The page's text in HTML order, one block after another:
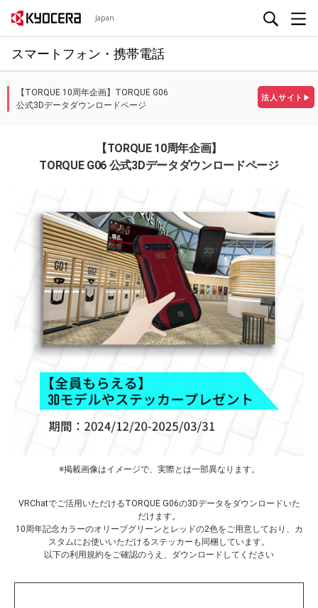
Japan
スマートフォン・携帯電話
法人サイト ▶
【TORQUE 10周年企画】TORQUE G06
公式3Dデータダウンロードページ
【TORQUE 10周年企画】
TORQUE G06 公式3Dデータダウンロードページ
※掲載画像はイメージで、実際とは一部異なります。
VRChatでご活用いただけるTORQUE G06の3Dデータをダウンロードいた
だけます。
10周年記念カラーのオリーブグリーンとレッドの2色をご用意しており、カ
スタムにお使いいただけるステッカーも同梱しています。
以下の利用規約をご確認のうえ、ダウンロードしてください